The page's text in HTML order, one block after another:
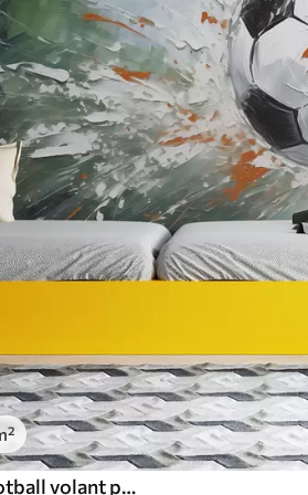
Murale Ballon de football volant peinture à l'huile art abstrait